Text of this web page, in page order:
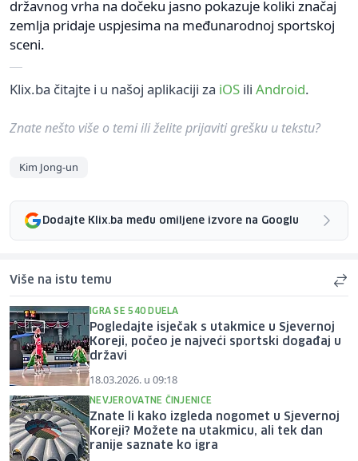
državnog vrha na dočeku jasno pokazuje koliki značaj
zemlja pridaje uspjesima na međunarodnoj sportskoj
sceni.
Klix.ba čitajte i u našoj aplikaciji za iOS ili Android.
Znate nešto više o temi ili želite prijaviti grešku u tekstu?
Kim Jong-un
Dodajte Klix.ba među omiljene izvore na Googlu
Više na istu temu
IGRA SE 540 DUELA
Pogledajte isječak s utakmice u Sjevernoj
Koreji, počeo je najveći sportski događaj u
državi
18.03.2026. u 09:18
NEVJEROVATNE ČINJENICE
Znate li kako izgleda nogomet u Sjevernoj
Koreji? Možete na utakmicu, ali tek dan
ranije saznate ko igra